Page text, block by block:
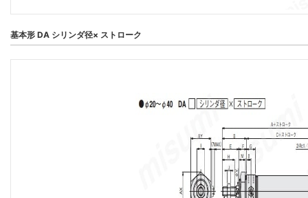
基本形 DA シリンダ径× ストローク